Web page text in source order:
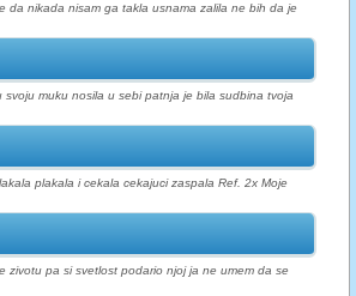
da nikada nisam ga takla usnama zalila ne bih da je
svoju muku nosila u sebi patnja je bila sudbina tvoja
plakala i cekala cekajuci zaspala Ref. 2x Moje
zivotu pa si svetlost podario njoj ja ne umem da se